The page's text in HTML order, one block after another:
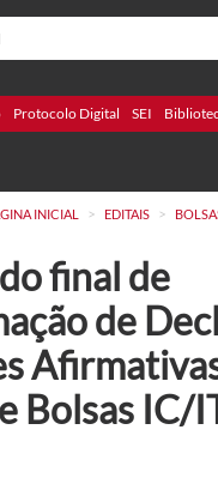
Protocolo Digital SEI
INICIAL > EDITAIS >
final de
de
Bolsas IC/